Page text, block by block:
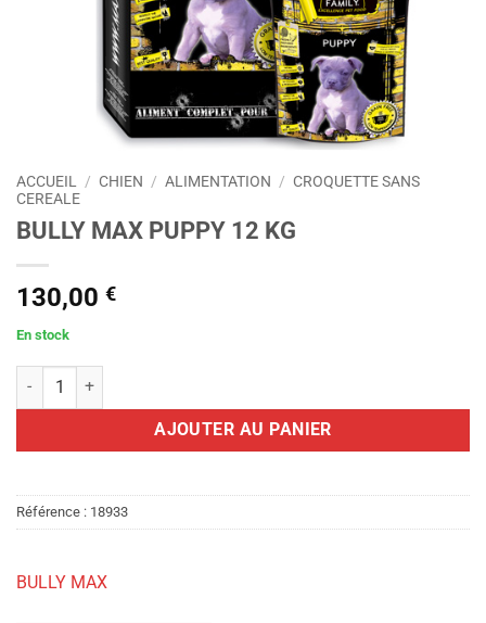
ACCUEIL / CHIEN / ALIMENTATION / CROQUETTE SANS
CEREALE
BULLY MAX PUPPY 12 KG
130,00 €
En stock
quantité de BULLY MAX PUPPY 12 KG
AJOUTER AU PANIER
Référence : 18933
BULLY MAX